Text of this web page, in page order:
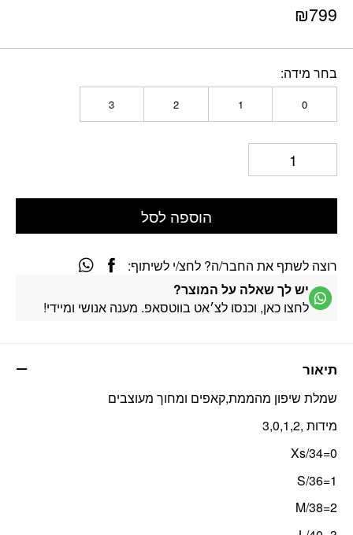
₪799
בחר מידה
0
1
2
3
הוספה לסל
רוצה לשתף את החבר/ה? לחצ/י לשיתוף:
יש לך שאלה על המוצר?
לחצו כאן, וכנסו לצ׳אט בווטסאפ. מענה אנושי ומיידי!
תיאור
שמלת שיפון מהממת,קאפים ומחוך מעוצבים
מידות ,3,0,1,2
0=Xs/34
1=S/36
2=M/38